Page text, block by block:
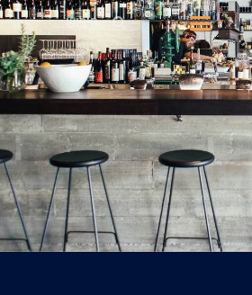
תפריט חיפוש